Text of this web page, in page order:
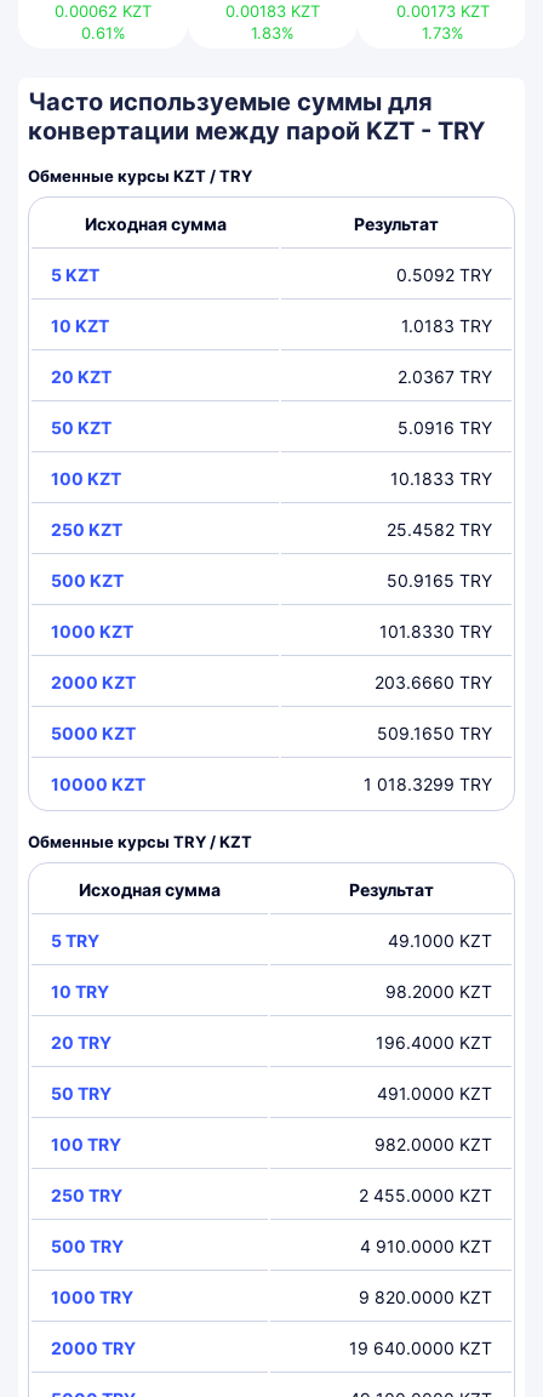
0.00062 KZT
0.61%
0.00183 KZT
1.83%
0.00173 KZT
1.73%
Часто используемые суммы для
конвертации между парой KZT - TRY
Обменные курсы KZT / TRY
Исходная сумма Результат
5 KZT 0.5092 TRY
10 KZT 1.0183 TRY
20 KZT 2.0367 TRY
50 KZT 5.0916 TRY
100 KZT 10.1833 TRY
250 KZT 25.4582 TRY
500 KZT 50.9165 TRY
1000 KZT 101.8330 TRY
2000 KZT 203.6660 TRY
5000 KZT 509.1650 TRY
10000 KZT 1 018.3299 TRY
Обменные курсы TRY / KZT
Исходная сумма Результат
5 TRY 49.1000 KZT
10 TRY 98.2000 KZT
20 TRY 196.4000 KZT
50 TRY 491.0000 KZT
100 TRY 982.0000 KZT
250 TRY 2 455.0000 KZT
500 TRY 4 910.0000 KZT
1000 TRY 9 820.0000 KZT
2000 TRY 19 640.0000 KZT